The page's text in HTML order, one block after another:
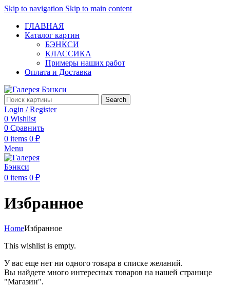
Skip to navigation Skip to main content
ГЛАВНАЯ
Каталог картин
БЭНКСИ
КЛАССИКА
Примеры наших работ
Оплата и Доставка
Search
Login / Register
0 Wishlist
0 Сравнить
0 items 0 ₽
Menu
0 items 0 ₽
Избранное
HomeИзбранное
This wishlist is empty.
У вас еще нет ни одного товара в списке желаний.
Вы найдете много интересных товаров на нашей странице
"Магазин".